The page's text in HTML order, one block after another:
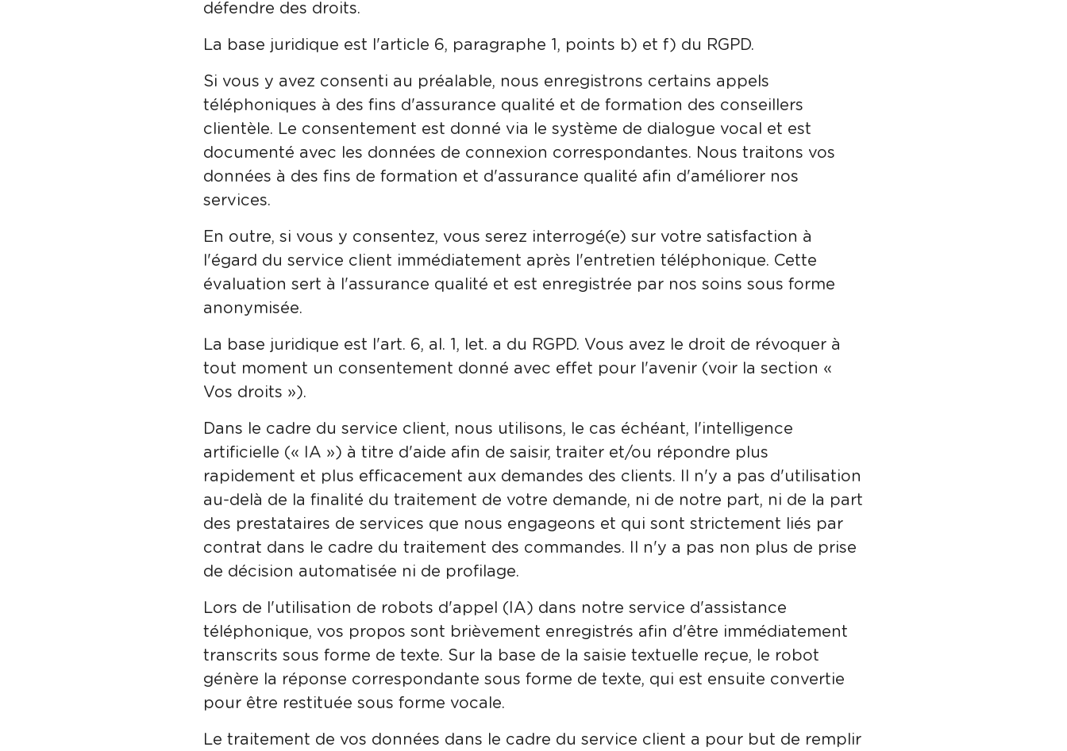
défendre des droits.
La base juridique est l'article 6, paragraphe 1, points b) et f) du RGPD.
Si vous y avez consenti au préalable, nous enregistrons certains appels
téléphoniques à des fins d'assurance qualité et de formation des conseillers
clientèle. Le consentement est donné via le système de dialogue vocal et est
documenté avec les données de connexion correspondantes. Nous traitons vos
données à des fins de formation et d'assurance qualité afin d'améliorer nos
services.
En outre, si vous y consentez, vous serez interrogé(e) sur votre satisfaction à
l'égard du service client immédiatement après l'entretien téléphonique. Cette
évaluation sert à l'assurance qualité et est enregistrée par nos soins sous forme
anonymisée.
La base juridique est l'art. 6, al. 1, let. a du RGPD. Vous avez le droit de révoquer à
tout moment un consentement donné avec effet pour l'avenir (voir la section «
Vos droits »).
Dans le cadre du service client, nous utilisons, le cas échéant, l'intelligence
artificielle (« IA ») à titre d'aide afin de saisir, traiter et/ou répondre plus
rapidement et plus efficacement aux demandes des clients. Il n'y a pas d'utilisation
au-delà de la finalité du traitement de votre demande, ni de notre part, ni de la part
des prestataires de services que nous engageons et qui sont strictement liés par
contrat dans le cadre du traitement des commandes. Il n'y a pas non plus de prise
de décision automatisée ni de profilage.
Lors de l'utilisation de robots d'appel (IA) dans notre service d'assistance
téléphonique, vos propos sont brièvement enregistrés afin d'être immédiatement
transcrits sous forme de texte. Sur la base de la saisie textuelle reçue, le robot
génère la réponse correspondante sous forme de texte, qui est ensuite convertie
pour être restituée sous forme vocale.
Le traitement de vos données dans le cadre du service client a pour but de remplir